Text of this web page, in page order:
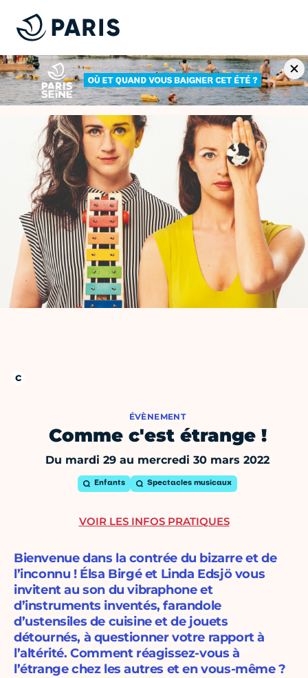
ÉVÈNEMENT
Comme c'est étrange !
Du mardi 29 au mercredi 30 mars 2022
Enfants Spectacles musicaux
Bienvenue dans la contrée du bizarre et de
l’inconnu ! Élsa Birgé et Linda Edsjö vous
invitent au son du vibraphone et
d’instruments inventés, farandole
d’ustensiles de cuisine et de jouets
détournés, à questionner votre rapport à
l’altérité. Comment réagissez-vous à
l’étrange chez les autres et en vous-même ?
VOIR LES INFOS PRATIQUES